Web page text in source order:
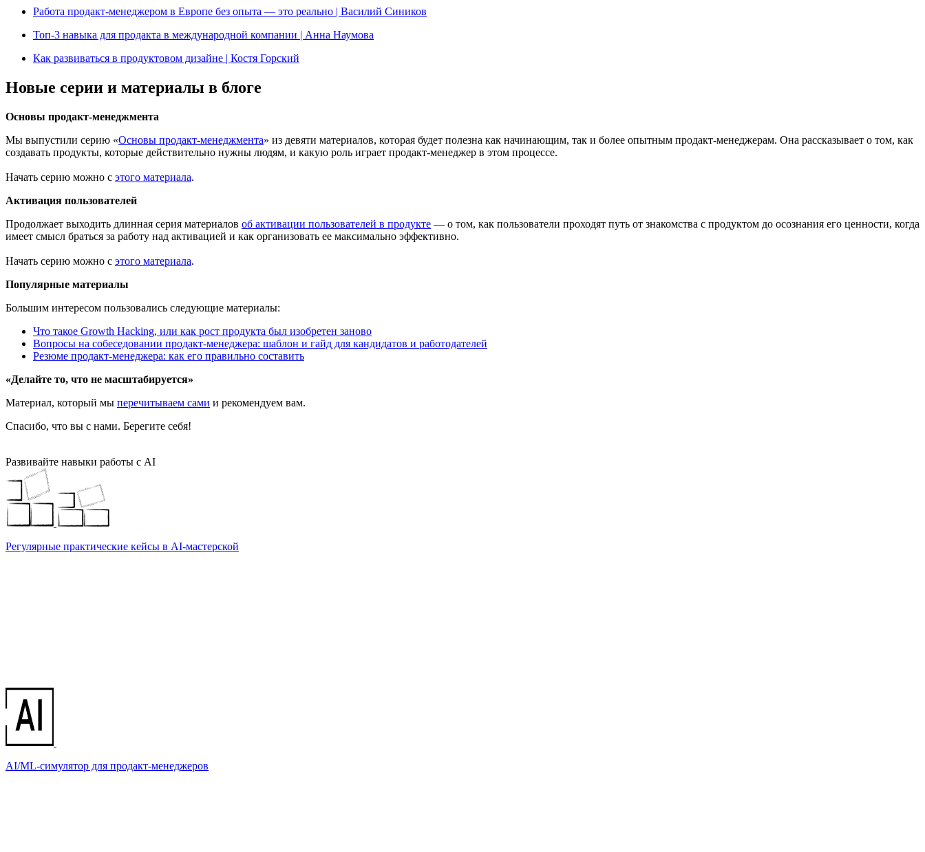
Работа продакт-менеджером в Европе без опыта — это реально | Василий Сиников
Топ-3 навыка для продакта в международной компании | Анна Наумова
Как развиваться в продуктовом дизайне | Костя Горский
Новые серии и материалы в блоге
Основы продакт-менеджмента
Мы выпустили серию «Основы продакт-менеджмента» из девяти материалов, которая будет полезна как начинающим, так и более опытным продакт-менеджерам. Она рассказывает о том, как
создавать продукты, которые действительно нужны людям, и какую роль играет продакт-менеджер в этом процессе.
Начать серию можно с этого материала.
Активация пользователей
Продолжает выходить длинная серия материалов об активации пользователей в продукте — о том, как пользователи проходят путь от знакомства с продуктом до осознания его ценности, когда
имеет смысл браться за работу над активацией и как организовать ее максимально эффективно.
Начать серию можно с этого материала.
Популярные материалы
Большим интересом пользовались следующие материалы:
Что такое Growth Hacking, или как рост продукта был изобретен заново
Вопросы на собеседовании продакт-менеджера: шаблон и гайд для кандидатов и работодателей
Резюме продакт-менеджера: как его правильно составить
«Делайте то, что не масштабируется»
Материал, который мы перечитываем сами и рекомендуем вам.
Спасибо, что вы с нами. Берегите себя!
Развивайте навыки работы с AI
Регулярные практические кейсы в AI-мастерской
AI/ML-симулятор для продакт-менеджеров